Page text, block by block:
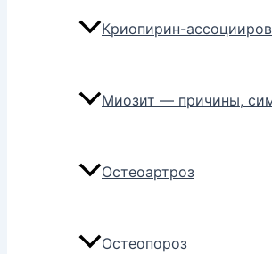
Криопирин-
Миозит — причины,
Остеоартроз
Остеопороз